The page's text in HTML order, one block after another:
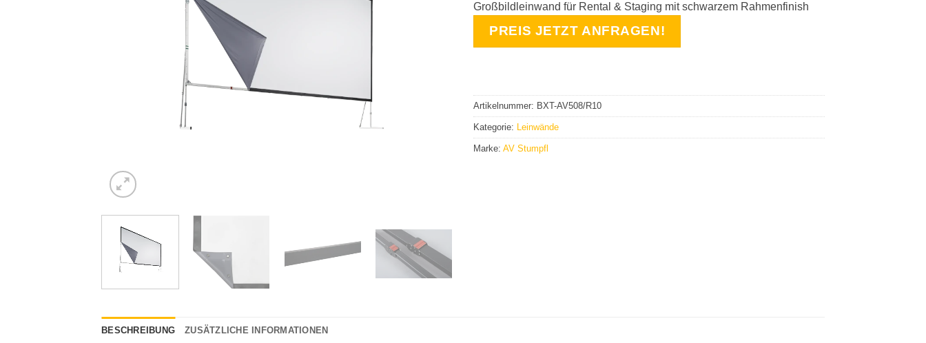
Großbildleinwand für Rental & Staging mit schwarzem Rahmenfinish
PREIS JETZT ANFRAGEN!
Artikelnummer: BXT-AV508/R10
Kategorie: Leinwände
Marke: AV Stumpfl
BESCHREIBUNG ZUSÄTZLICHE INFORMATIONEN